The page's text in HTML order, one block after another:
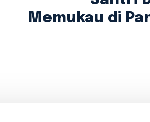
Memukau di